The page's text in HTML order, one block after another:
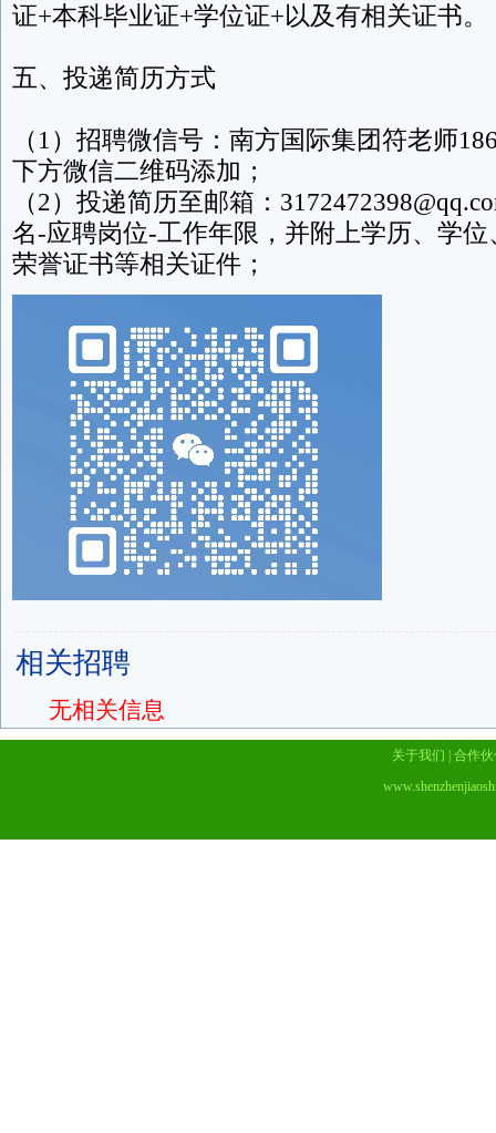
证+本科毕业证+学位证+以及有相关证书。
五、投递简历方式
（1）招聘微信号：南方国际集团符老师
下方微信二维码添加；
（2）投递简历至邮箱：
名-应聘岗位-工作年限，并附上学历、学
荣誉证书等相关证件；
相关招聘
无相关信息
关于我们
合作